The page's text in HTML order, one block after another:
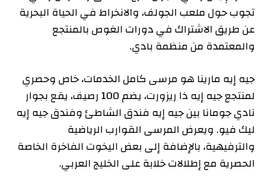
تجوب حول ملعب الجولف، والانخراط في الحياة البحرية
عن طريق الاشتراك في دورات الغوص بالمنتجع
والمعتمدة من منظمة بادي.
جيه إيه مارينا هو مرسى كامل الخدمات، خاص وحصري
لمنتجع جيه إيه ذا ريزورت، يضم 100 رصيف، يقع بجوار
نادي جومانا بين جيه إيه فندق الشاطئ وفندق جيه إيه
ليك فيو. ويعرض المرسى القوارب الرياضية
والترفيهية، بالإضافة إلى بعض اليخوت الفاخرة الخاصة
الحصرية مع إطلالات خلابة على الخليج العربي.